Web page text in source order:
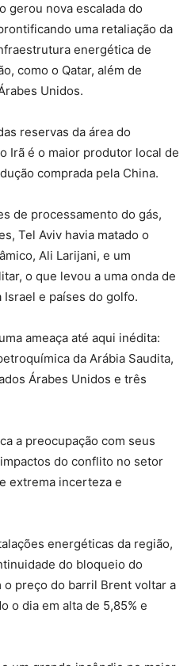
gerou nova escalada do
uma retaliação da
energética de
como o Qatar, além de
Unidos.
reservas da área do
Irã é o maior produtor local de
comprada pela China.
de processamento do gás,
Tel Aviv havia matado o
Ali Larijani, e um
o que levou a uma onda de
e países do golfo.
ameaça até aqui inédita:
da Arábia Saudita,
Árabes Unidos e três
a preocupação com seus
do conflito no setor
extrema incerteza e
energéticas da região,
do bloqueio do
preço do barril Brent voltar a
o dia em alta de 5,85% e